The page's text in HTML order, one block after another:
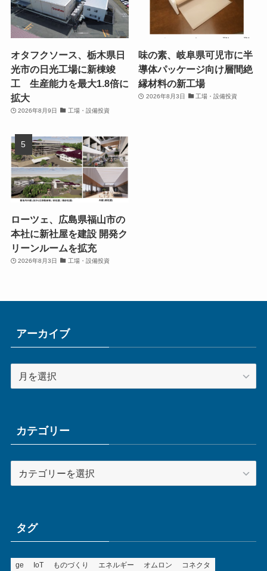
オタフクソース、栃木県日
光市の日光工場に新棟竣
工 生産能力を最大1.8倍に
拡大
2026年8月9日 工場・設備投資
味の素、岐阜県可児市に半
導体パッケージ向け層間絶
縁材料の新工場
2026年8月3日 工場・設備投資
ローツェ、広島県福山市の
本社に新社屋を建設 開発ク
リーンルームを拡充
2026年8月3日 工場・設備投資
アーカイブ
ー
ブカテゴリー
テ
ータグ
ge IoT ものづくり エネルギー オムロン コネクタ